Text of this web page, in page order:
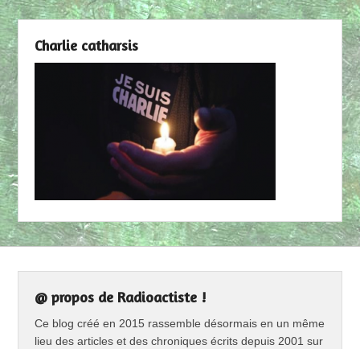
Charlie catharsis
@ propos de Radioactiste !
Ce blog créé en 2015 rassemble désormais en un même
lieu des articles et des chroniques écrits depuis 2001 sur